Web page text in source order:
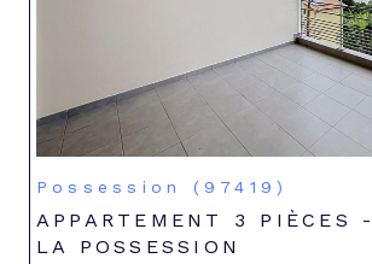
Possession (97419)
APPARTEMENT 3 PIÈCES
LA POSSESSION